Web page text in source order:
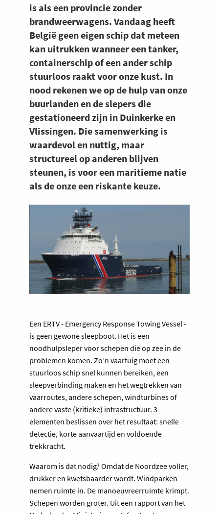
is als een provincie zonder
brandweerwagens. Vandaag heeft
België geen eigen schip dat meteen
kan uitrukken wanneer een tanker,
containerschip of een ander schip
stuurloos raakt voor onze kust. In
nood rekenen we op de hulp van onze
buurlanden en de slepers die
gestationeerd zijn in Duinkerke en
Vlissingen. Die samenwerking is
waardevol en nuttig, maar
structureel op anderen blijven
steunen, is voor een maritieme natie
als de onze een riskante keuze.
Een ERTV - Emergency Response Towing Vessel -
is geen gewone sleepboot. Het is een
noodhulpsleper voor schepen die op zee in de
problemen komen. Zo’n vaartuig moet een
stuurloos schip snel kunnen bereiken, een
sleepverbinding maken en het wegtrekken van
vaarroutes, andere schepen, windturbines of
andere vaste (kritieke) infrastructuur. 3
elementen beslissen over het resultaat: snelle
detectie, korte aanvaartijd en voldoende
trekkracht.
Waarom is dat nodig? Omdat de Noordzee voller,
drukker en kwetsbaarder wordt. Windparken
nemen ruimte in. De manoeuvreerruimte krimpt.
Schepen worden groter. Uit een rapport van het